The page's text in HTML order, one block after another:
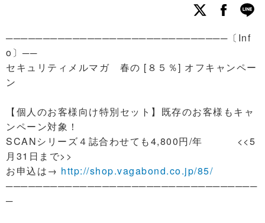
──────────────────────────────〔Inf
o〕──
セキュリティメルマガ 春の [８５％] オフキャンペー
ン
【個人のお客様向け特別セット】既存のお客様もキャ
ンペーン対象！
SCANシリーズ４誌合わせても4,800円/年 <<5
月31日まで>>
お申込は→ http://shop.vagabond.co.jp/85/
──────────────────────────────────
─